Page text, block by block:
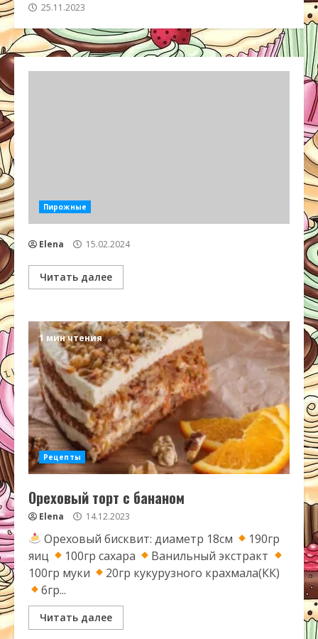
25.11.2023
Пирожные
Elena 15.02.2024
Читать далее
1 мин чтения
Рецепты
Ореховый торт с бананом
Elena 14.12.2023
Ореховый бисквит: диаметр 18см
190гр
яиц
100гр сахара
Ванильный экстракт
100гр муки
20гр кукурузного крахмала(КК)
6гр...
Читать далее